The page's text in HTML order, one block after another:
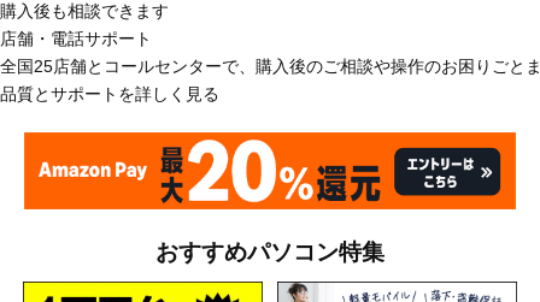
購入後も相談できます
店舗・電話サポート
全国25店舗とコールセンターで、購入後のご相談や操作のお困りごと
品質とサポートを詳しく見る
おすすめパソコン特集